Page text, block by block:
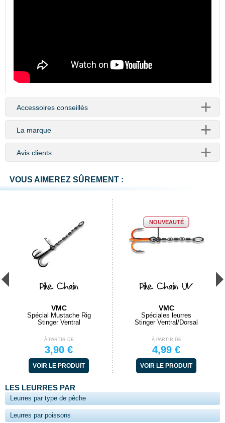
Accessoires conseillés
La marque
Avis clients
VOUS AIMEREZ SÛREMENT :
Pike Chain
VMC
Spécial Mustache Rig
Stinger Ventral
À PARTIR DE
3,90 €
VOIR LE PRODUIT
NOUVEAUTÉ
Pike Chain UV
VMC
Spéciales leurres
Stinger Ventral/Dorsal
À PARTIR DE
4,99 €
VOIR LE PRODUIT
LES LEURRES PAR
Leurres par type de pêche
Leurres par poissons